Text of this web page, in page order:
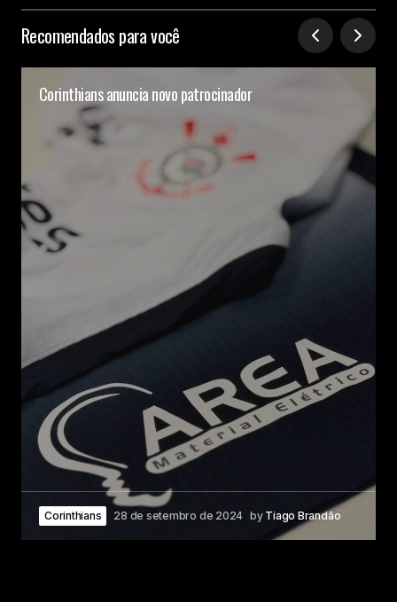
Recomendados para você
Corinthians anuncia novo patrocinador
Corinthians 28 de setembro de 2024 by Tiago Brandão